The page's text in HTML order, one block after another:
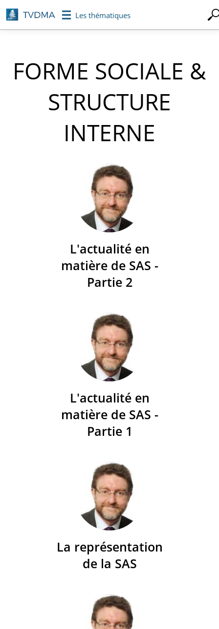
Aller
au
contenu
Les thématiques
FORME SOCIALE &
STRUCTURE
INTERNE
L'actualité en
matière de SAS -
Partie 2
L'actualité en
matière de SAS -
Partie 1
La représentation
de la SAS